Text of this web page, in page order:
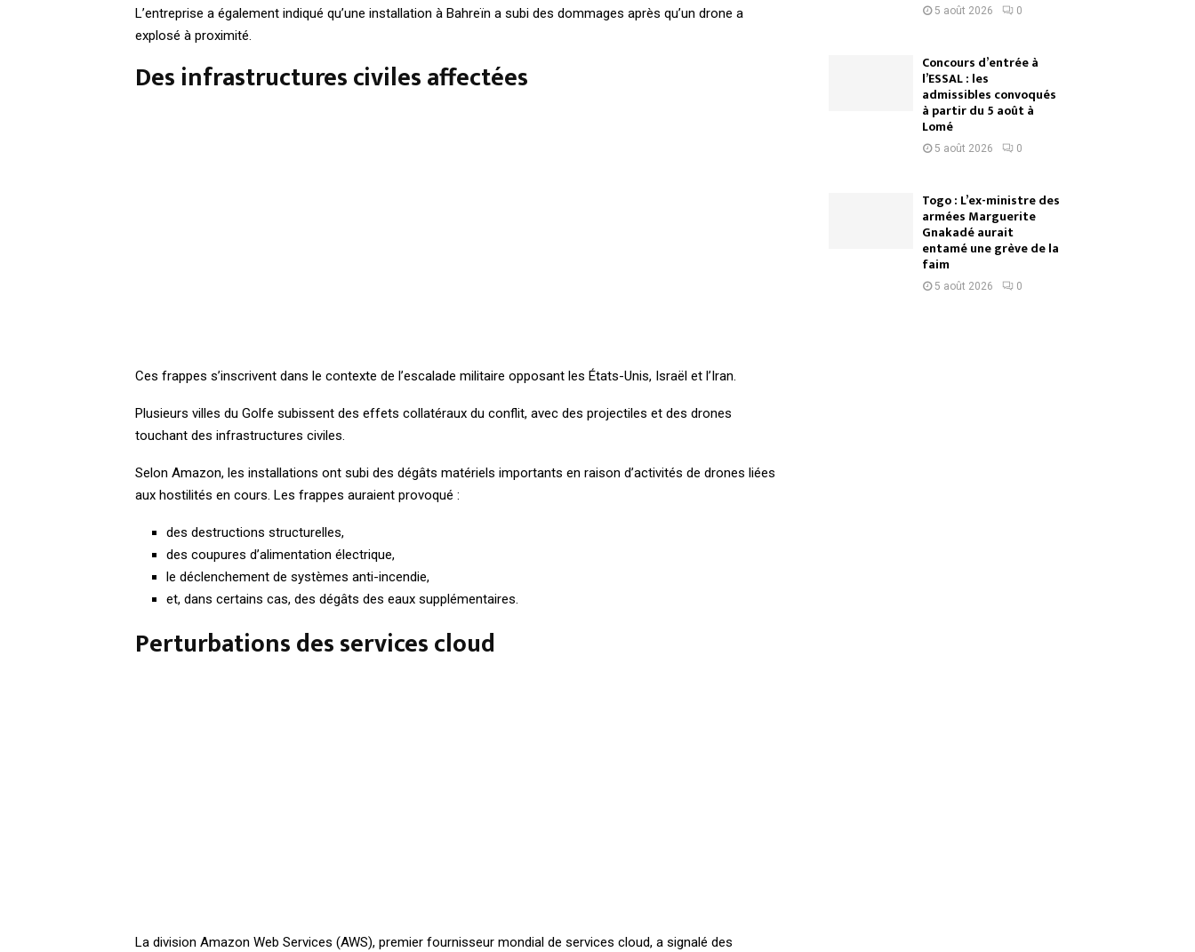
L’entreprise a également indiqué qu’une installation à Bahreïn a subi des dommages après qu’un drone a
explosé à proximité.
Des infrastructures civiles affectées
Ces frappes s’inscrivent dans le contexte de l’escalade militaire opposant les États-Unis, Israël et l’Iran.
Plusieurs villes du Golfe subissent des effets collatéraux du conflit, avec des projectiles et des drones
touchant des infrastructures civiles.
Selon Amazon, les installations ont subi des dégâts matériels importants en raison d’activités de drones liées
aux hostilités en cours. Les frappes auraient provoqué :
des destructions structurelles,
des coupures d’alimentation électrique,
le déclenchement de systèmes anti-incendie,
et, dans certains cas, des dégâts des eaux supplémentaires.
Perturbations des services cloud
La division Amazon Web Services (AWS), premier fournisseur mondial de services cloud, a signalé des
5 août 2026 0
Concours d’entrée à
l’ESSAL : les
admissibles convoqués
à partir du 5 août à
Lomé
5 août 2026 0
Togo : L’ex-ministre des
armées Marguerite
Gnakadé aurait
entamé une grève de la
faim
5 août 2026 0